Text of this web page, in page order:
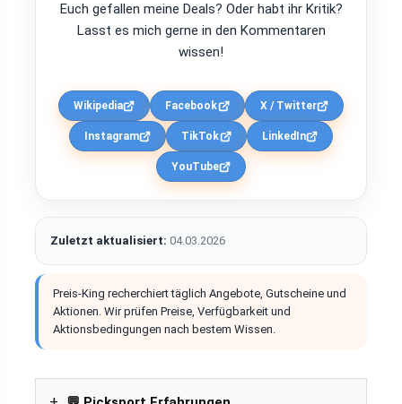
Euch gefallen meine Deals? Oder habt ihr Kritik?
Lasst es mich gerne in den Kommentaren
wissen!
Wikipedia Facebook X / Twitter
Instagram TikTok LinkedIn
YouTube
Zuletzt aktualisiert: 04.03.2026
Preis-King recherchiert täglich Angebote, Gutscheine und
Aktionen. Wir prüfen Preise, Verfügbarkeit und
Aktionsbedingungen nach bestem Wissen.